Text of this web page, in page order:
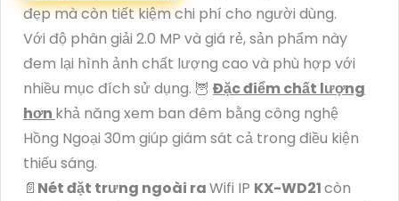
đẹp mà còn tiết kiệm chi phí cho người dùng.
Với độ phân giải 2.0 MP và giá rẻ, sản phẩm này
đem lại hình ảnh chất lượng cao và phù hợp với
nhiều mục đích sử dụng. 🦉 Đặc điểm chất lượng
hơn khả năng xem ban đêm bằng công nghệ
Hồng Ngoại 30m giúp giám sát cả trong điều kiện
thiếu sáng.
📄 Nét đặt trưng ngoài raWifi IP KX-WD21còn